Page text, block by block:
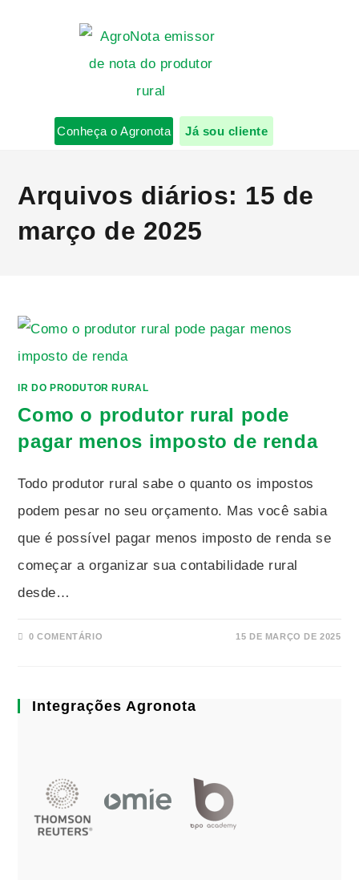
Conheça o Agronota Já sou cliente
Arquivos diários: 15 de
março de 2025
IR DO PRODUTOR RURAL
Como o produtor rural pode
pagar menos imposto de renda
Todo produtor rural sabe o quanto os impostos
podem pesar no seu orçamento. Mas você sabia
que é possível pagar menos imposto de renda se
começar a organizar sua contabilidade rural
desde…
0 COMENTÁRIO 15 DE MARÇO DE 2025
Integrações Agronota